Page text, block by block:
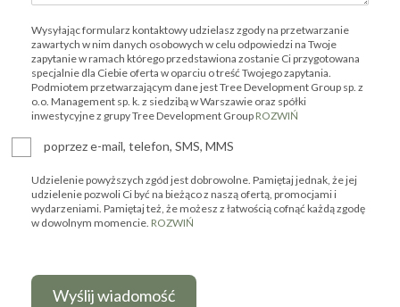
Wysyłając formularz kontaktowy udzielasz zgody na przetwarzanie
zawartych w nim danych osobowych w celu odpowiedzi na Twoje
zapytanie w ramach którego przedstawiona zostanie Ci przygotowana
specjalnie dla Ciebie oferta w oparciu o treść Twojego zapytania.
Podmiotem przetwarzającym dane jest Tree Development Group sp. z
o.o. Management sp. k. z siedzibą w Warszawie oraz spółki
inwestycyjne z grupy Tree Development Group ROZWIŃ
poprzez e-mail, telefon, SMS, MMS
Udzielenie powyższych zgód jest dobrowolne. Pamiętaj jednak, że jej
udzielenie pozwoli Ci być na bieżąco z naszą ofertą, promocjami i
wydarzeniami. Pamiętaj też, że możesz z łatwością cofnąć każdą zgodę
w dowolnym momencie. ROZWIŃ